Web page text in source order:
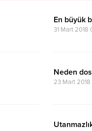
En büyük
31 Mart 2018
Neden
23 Mart 2018